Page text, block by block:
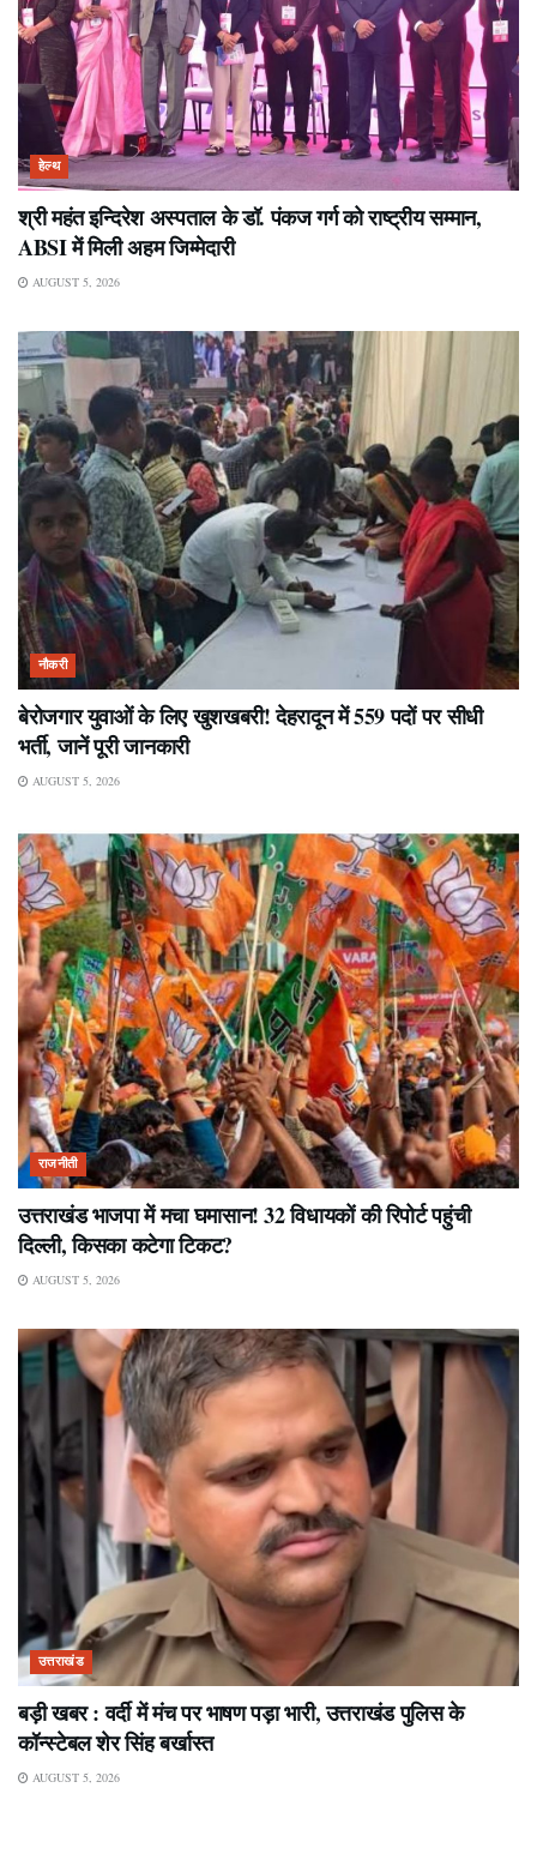
हेल्थ
श्री महंत इन्दिरेश अस्पताल के डॉ. पंकज गर्ग को राष्ट्रीय सम्मान,
ABSI में मिली अहम जिम्मेदारी
AUGUST 5, 2026
नौकरी
बेरोजगार युवाओं के लिए खुशखबरी! देहरादून में 559 पदों पर सीधी
भर्ती, जानें पूरी जानकारी
AUGUST 5, 2026
राजनीती
उत्तराखंड भाजपा में मचा घमासान! 32 विधायकों की रिपोर्ट पहुंची
दिल्ली, किसका कटेगा टिकट?
AUGUST 5, 2026
उत्तराखंड
बड़ी खबर : वर्दी में मंच पर भाषण पड़ा भारी, उत्तराखंड पुलिस के
कॉन्स्टेबल शेर सिंह बर्खास्त
AUGUST 5, 2026